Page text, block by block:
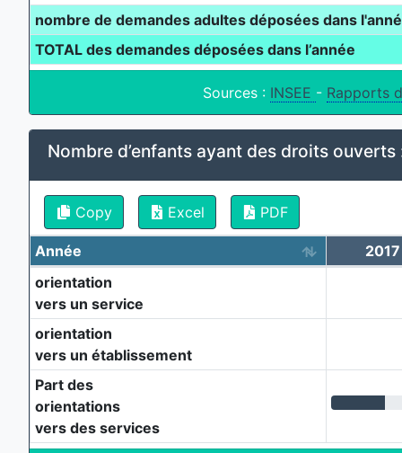
nombre de demandes adultes déposées dans
TOTAL des demandes déposées dans l’année
Sources : INSEE - Rapports
Nombre d’enfants ayant des droits
Copy Excel PDF
Année
2017
orientation
vers un service
orientation
vers un établissement
Part des
orientations
vers des services